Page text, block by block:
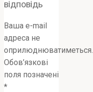
відповідь
Ваша e-mail
адреса не
оприлюднюватиметься.
Обов’язкові
поля позначені
*